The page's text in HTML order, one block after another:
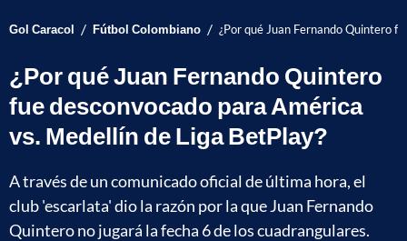
Gol Caracol / Fútbol Colombiano / ¿Por qué Juan Fernando Quintero
¿Por qué Juan Fernando Quintero
fue desconvocado para América
vs. Medellín de Liga BetPlay?
A través de un comunicado oficial de última hora, el
club 'escarlata' dio la razón por la que Juan Fernando
Quintero no jugará la fecha 6 de los cuadrangulares.